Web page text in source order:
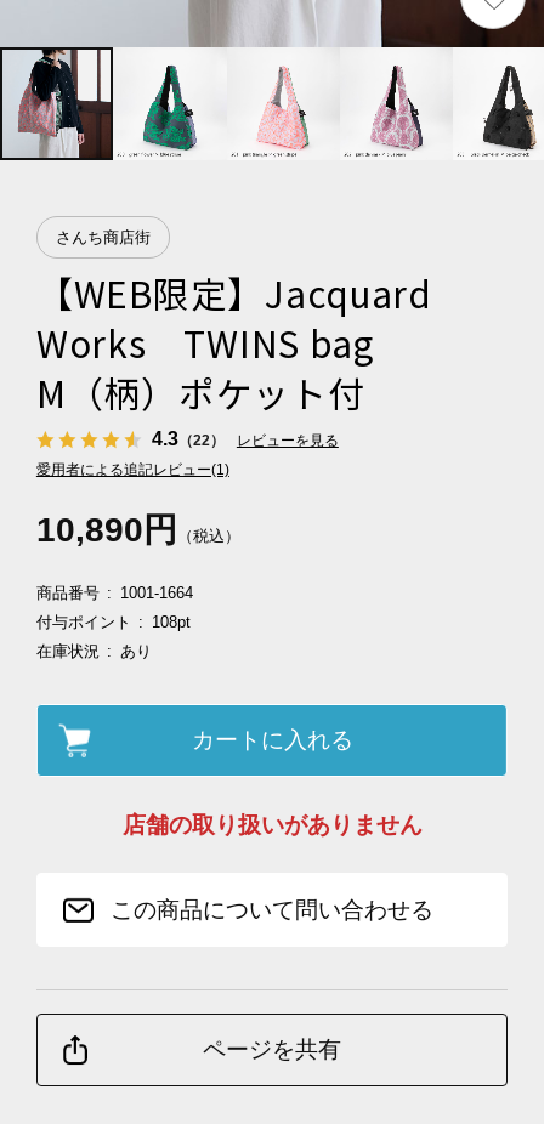
さんち商店街
【WEB限定】Jacquard
Works TWINS bag
M（柄）ポケット付
4.3（22）
レビューを見る
愛用者による追記レビュー(1)
10,890円 （税込）
商品番号
1001-1664
付与ポイント
108pt
在庫状況
あり
カートに入れる
店舗の取り扱いがありません
この商品について問い合わせる
ページを共有